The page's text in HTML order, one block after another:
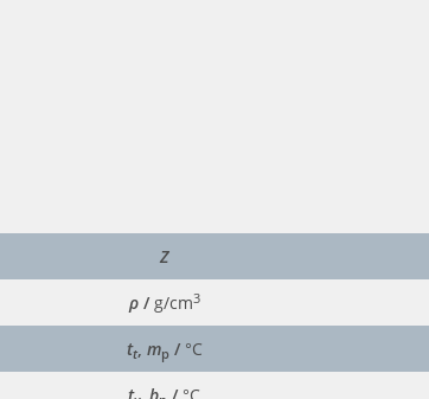
Z
ρ/g/cm3
tt, mp/ °C